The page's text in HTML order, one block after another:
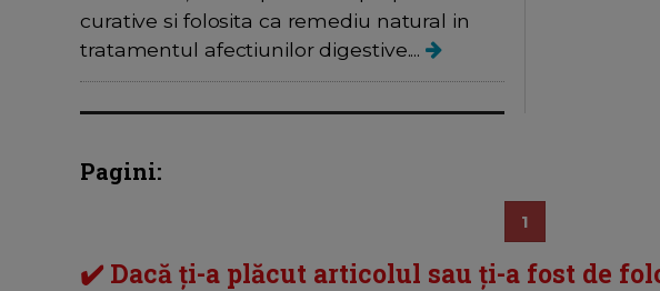
curative si folosita ca remediu natural in
tratamentul afectiunilor digestive....
Pagini:
1
✔️ Dacă ți-a plăcut articolul sau ți-a fost de